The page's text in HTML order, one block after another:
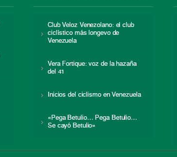
Club Veloz Venezolano: el club
ciclístico más longevo de
Venezuela
Vera Fortique: voz de la hazaña
del 41
Inicios del ciclismo en Venezuela
«Pega Betulio… Pega Betulio…
Se cayó Betulio»